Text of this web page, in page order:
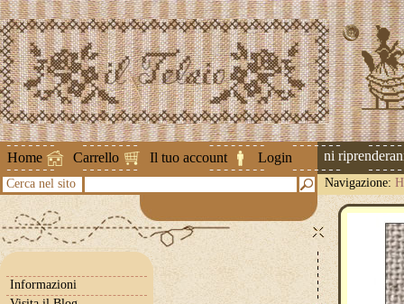
Home Carrello Il tuo account Login
Attenzione ! Le spedizioni
Cerca nel sito Navigazione:
Informazioni